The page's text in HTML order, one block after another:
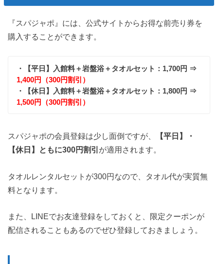
『スパジャポ』には、公式サイトからお得な前売り券を
購入することができます。
・【平日】入館料＋岩盤浴＋タオルセット：1,700円 ⇒
1,400円（300円割引）
・【休日】入館料＋岩盤浴＋タオルセット：1,800円 ⇒
1,500円（300円割引）
スパジャポの会員登録は少し面倒ですが、
【平日】・
【休日】ともに300円割引 が適用されます。
タオルレンタルセットが300円なので、タオル代が実質無
料となります。
また、LINEでお友達登録をしておくと、限定クーポンが
配信されることもあるのでぜひ登録しておきましょう。